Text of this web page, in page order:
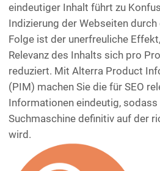
eindeutiger Inhalt führt zu
Indizierung der Webseiten durch
Folge ist der unerfreuliche
Relevanz des Inhalts sich pro
reduziert. Mit Alterra Product
(PIM) machen Sie die für SEO
Informationen eindeutig, sodass
Suchmaschine definitiv auf der
wird.